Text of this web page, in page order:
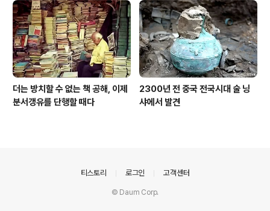
더는 방치할 수 없는 책 공해, 이제
분서갱유를 단행할 때다
2300년 전 중국 전국시대 술 닝
샤에서 발견
티스토리 로그인 고객센터
© Daum Corp.